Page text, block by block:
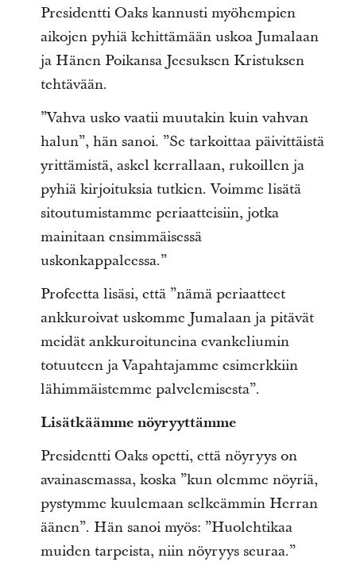
Presidentti Oaks kannusti myöhempien
aikojen pyhiä kehittämään uskoa Jumalaan
ja Hänen Poikansa Jeesuksen Kristuksen
tehtävään.
”Vahva usko vaatii muutakin kuin vahvan
halun”, hän sanoi. ”Se tarkoittaa päivittäistä
yrittämistä, askel kerrallaan, rukoillen ja
pyhiä kirjoituksia tutkien. Voimme lisätä
sitoutumistamme periaatteisiin, jotka
mainitaan ensimmäisessä
uskonkappaleessa.”
Profeetta lisäsi, että ”nämä periaatteet
ankkuroivat uskomme Jumalaan ja pitävät
meidät ankkuroituneina evankeliumin
totuuteen ja Vapahtajamme esimerkkiin
lähimmäistemme palvelemisesta”.
Lisätkäämme nöyryyttämme
Presidentti Oaks opetti, että nöyryys on
avainasemassa, koska ”kun olemme nöyriä,
pystymme kuulemaan selkeämmin Herran
äänen”. Hän sanoi myös: ”Huolehtikaa
muiden tarpeista, niin nöyryys seuraa.”